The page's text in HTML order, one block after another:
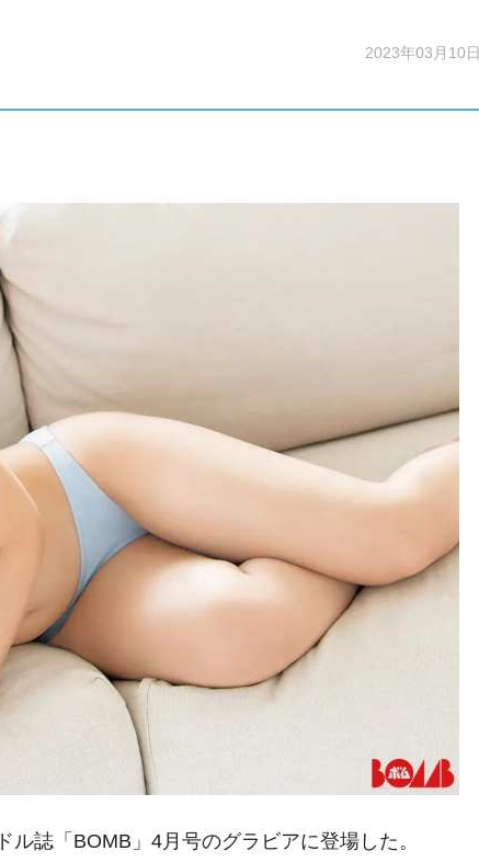
2023年03月10日
誌「BOMB」4月号のグラビアに登場した。